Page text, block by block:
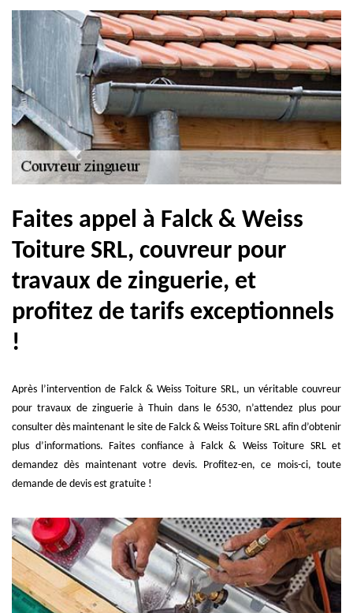
Faites appel à Falck & Weiss
Toiture SRL, couvreur pour
travaux de zinguerie, et
profitez de tarifs exceptionnels
!
Après l’intervention de Falck & Weiss Toiture SRL, un véritable couvreur
pour travaux de zinguerie à Thuin dans le 6530, n’attendez plus pour
consulter dès maintenant le site de Falck & Weiss Toiture SRL afin d’obtenir
plus d’informations. Faites confiance à Falck & Weiss Toiture SRL et
demandez dès maintenant votre devis. Profitez-en, ce mois-ci, toute
demande de devis est gratuite !